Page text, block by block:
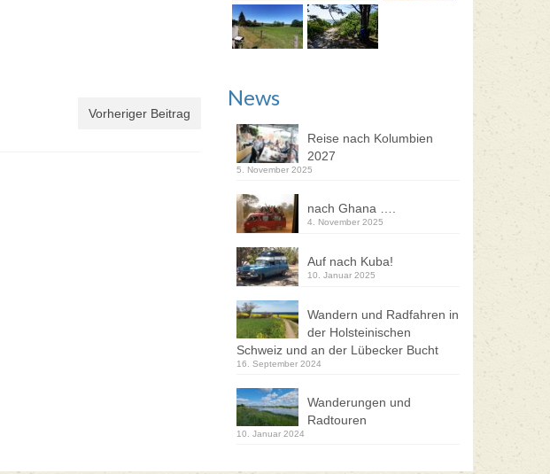
Vorheriger Beitrag
News
Reise nach Kolumbien
2027
5. November 2025
nach Ghana ….
4. November 2025
Auf nach Kuba!
10. Januar 2025
Wandern und Radfahren in
der Holsteinischen
Schweiz und an der Lübecker Bucht
16. September 2024
Wanderungen und
Radtouren
10. Januar 2024